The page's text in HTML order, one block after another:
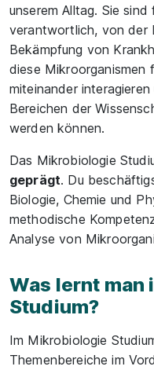
unserem Alltag. Sie
verantwortlich, von der
Bekämpfung von
diese Mikroorganismen
miteinander
Bereichen der
werden können.
Das Mikrobiologie
geprägt. Du
Biologie, Chemie und
methodische
Analyse von
Was lernt man
Studium?
Im Mikrobiologie
Themenbereiche im